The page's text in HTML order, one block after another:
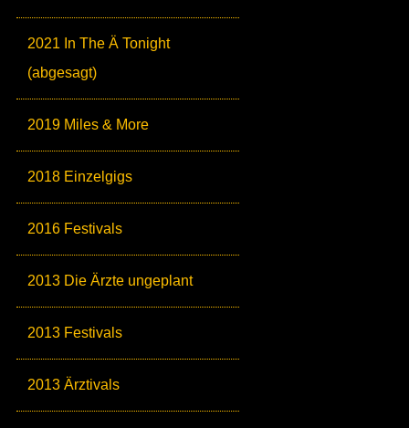
2021 In The Ä Tonight
(abgesagt)
2019 Miles & More
2018 Einzelgigs
2016 Festivals
2013 Die Ärzte ungeplant
2013 Festivals
2013 Ärztivals